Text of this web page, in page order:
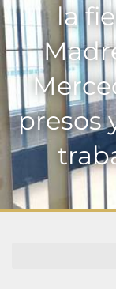
la
presos